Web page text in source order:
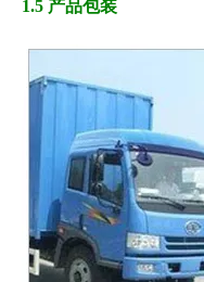
1.5 产品包装